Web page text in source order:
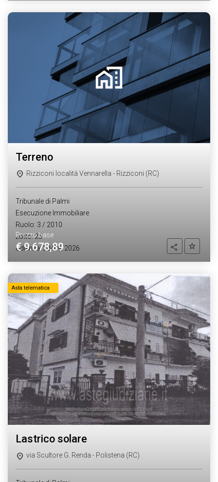
Prezzo base
€ 9.678,89
terreno
Rizziconi località Vennarella - Rizziconi (RC)
Tribunale di Palmi
Esecuzione Immobiliare
Ruolo: 3 / 2010
Lotto: 25
Udienza: 28/09/2026
Condividi
Asta telematica
lastrico solare
via Scultore G. Renda - Polistena (RC)